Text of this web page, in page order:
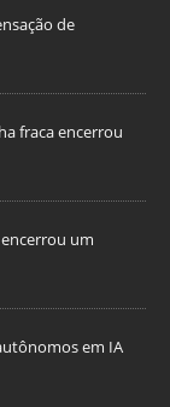
de
fraca encerrou
um
em IA